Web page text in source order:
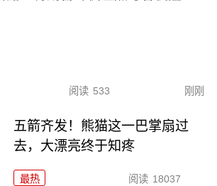
阅读 533 刚刚
五箭齐发！熊猫这一巴掌扇过
去，大漂亮终于知疼
最热 阅读 18037